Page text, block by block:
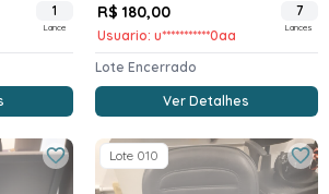
1
Lance
R$ 180,00
Usuario: u***********0aa
7
Lances
Lote Encerrado
Ver Detalhes
Lote 010